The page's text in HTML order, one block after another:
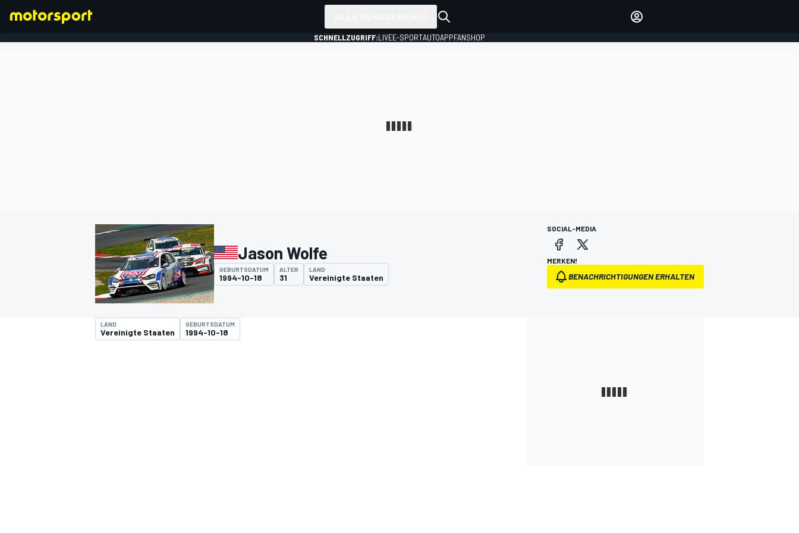
EINLOGGEN
SCHNELLZUGRIFF:LIVEE-SPORTAUTOAPPFANSHOP
Jason Wolfe
GEBURTSDATUM
1994-10-18
ALTER
31
LAND
Vereinigte Staaten
SOCIAL-MEDIA
MERKEN!
BENACHRICHTIGUNGEN ERHALTEN
LAND
Vereinigte Staaten
GEBURTSDATUM
1994-10-18